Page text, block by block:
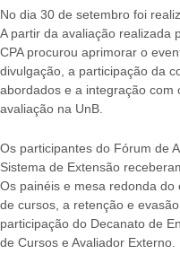
No dia 30 de setembro foi
A partir da avaliação realizada
CPA procurou aprimorar o
divulgação, a participação da
abordados e a integração com
avaliação na UnB.
Os participantes do Fórum de
Sistema de Extensão
Os painéis e mesa redonda
de cursos, a retenção e
participação do Decanato de
de Cursos e Avaliador Externo.